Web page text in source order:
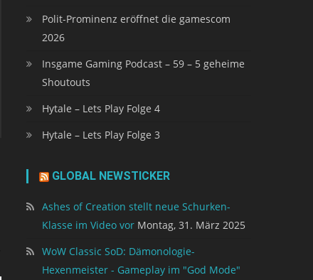
Polit-Prominenz eröffnet die gamescom
2026
Insgame Gaming Podcast – 59 – 5 geheime
Shoutouts
Hytale – Lets Play Folge 4
Hytale – Lets Play Folge 3
GLOBAL NEWSTICKER
Ashes of Creation stellt neue Schurken-
Klasse im Video vor Montag, 31. März 2025
WoW Classic SoD: Dämonologie-
Hexenmeister - Gameplay im "God Mode"